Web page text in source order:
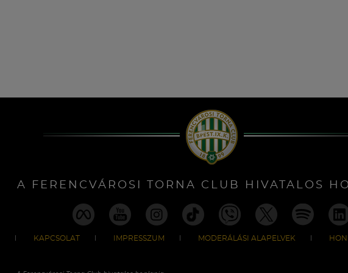
A FERENCVÁROSI TORNA CLUB HIVATALOS
KAPCSOLAT IMPRESSZUM MODERÁLÁSI ALAPELVEK